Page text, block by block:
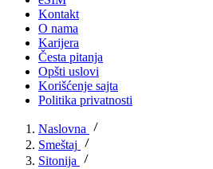
Kontakt
O nama
Karijera
Česta pitanja
Opšti uslovi
Korišćenje sajta
Politika privatnosti
Naslovna
Smeštaj
Sitonija